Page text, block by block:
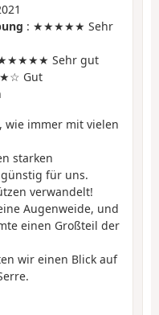
: ★★★★★ Sehr
Sehr gut
Gut
wie immer mit vielen
starken
für uns.
verwandelt!
Augenweide, und
einen Großteil der
wir einen Blick auf